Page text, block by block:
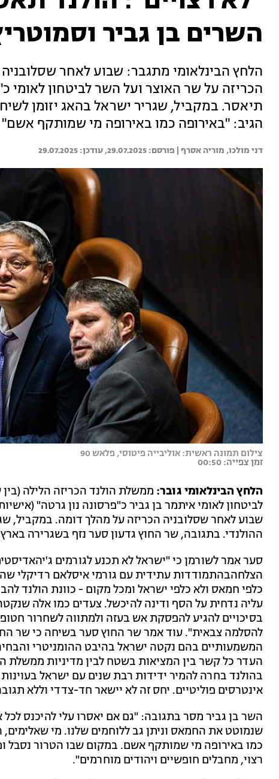
השרים בן גביר
הלחץ הבינלאומי מתגבר: שבוע לאחר
הכריזה על שר האוצר ועל השר לביטחון לאומי
תיאסר. במקביל, שגריר ישראל בהאג יזומן
הגיב: "באירופה כמו באירופה מי שמותקף אשם"
דני מולכו, מוריה אסרף | 29.07.2025
29.07.2025
צילום תמונה ראשית: אוליבייה פיטוסי, פלאש 90
זמן צפייה: 00:50
הלחץ הבינלאומי גובר: ממשלת הולנד הכריזה הלילה
לביטחון לאומי איתמר בן גביר כ"פרסונה נון גרטה"
שבוע לאחר שסלובניה הכריזה על מהלך דומה. במקביל,
ההולנדי. בתגובה, שר החוץ גדעון סער נזף בשגרירה
סער אמר לשורמן כי "ישראל לא תכנע לגורמים
הצלחהבהתמודדות עתידית עם גורמי איסלאם רדיקלי
כלפי חמאס ולא כלפי ישראל ומכל מקום - כוונת הולנד
עליה נדחית על הסף ודינה להיכשל. צעדים כמו אלה
בסיכויים להגיע להפסקת אש בעזה ולמתווה לשחרור
להסלמה צבאית". עוד אמר שר החוץ סער בשיחה כי שר
המשמעותיים בהם נקטה ישראל בהיבט ההומניטרי
העדר כל קשר בין המציאות בשטח לבין מדיניות
בהולנד בחרה להמיר ידידות רבת שנים עם ישראל
אינטרסים פוליטיים. יחס זה לא יישאר חד-צדדי וללא
השר בן גביר מסר בתגובה: "גם אם יאסרו עלי להיכנס
שנמוטט את החמאס וניתן גב ללוחמים שלנו. מי שאלימים,
כמו באירופה מי שמותקף אשם. במקום שבו הטרור נסבל
רצוי, מחבלים חופשיים ויהודים מוחרמים".